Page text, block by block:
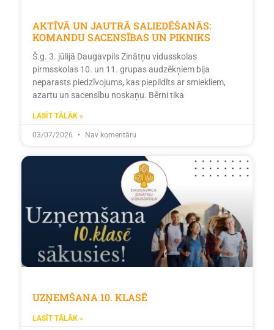
AKTĪVĀ UN JAUTRĀ SALIEDĒŠANĀS:
KOMANDU SACENSĪBAS UN PIKNIKS
Š.g. 3. jūlijā Daugavpils Zinātņu vidusskolas
pirmsskolas 10. un 11. grupas audzēkņiem bija
neparasts piedzīvojums, kas piepildīts ar smiekliem,
azartu un sacensību noskaņu. Bērni tika
LASĪT TĀLĀK »
03/07/2026 Nav komentāru
UZŅEMŠANA 10. KLASĒ
LASĪT TĀLĀK »